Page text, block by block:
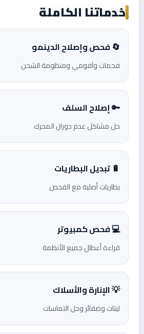
خدماتنا الكاملة
🔄 فحص وإصلاح الدينمو
فحمات وآفومي ومنظومة الشحن
🔑 إصلاح السلف
حل مشاكل عدم دوران المحرك
🔋 تبديل البطاريات
بطاريات أصلية مع الفحص
💻 فحص كمبيوتر
قراءة أعطال جميع الأنظمة
💡 الإنارة والأسلاك
ليتات وضفائر وحل التماسات